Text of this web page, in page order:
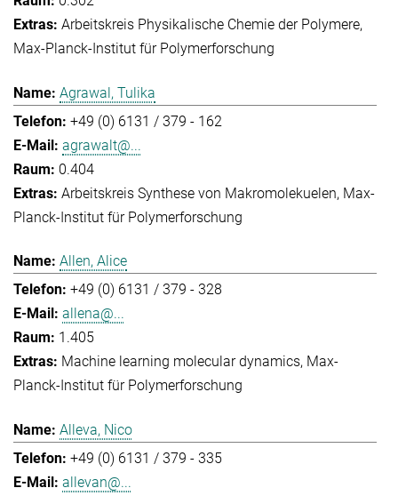
Arbeitskreis Physikalische Chemie der Polymere
Max-Planck-Institut für Polymerforschung
Agrawal, Tulika
+49 (0) 6131 / 379 - 162
agrawalt@...
0.404
Arbeitskreis Synthese von Makromolekuelen Max-
Planck-Institut für Polymerforschung
Allen, Alice
+49 (0) 6131 / 379 - 328
allena@...
1.405
Machine learning molecular dynamics Max-
Planck-Institut für Polymerforschung
Alleva, Nico
+49 (0) 6131 / 379 - 335
allevan@...